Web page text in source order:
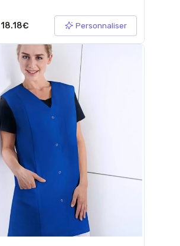
18.18€ Personnaliser